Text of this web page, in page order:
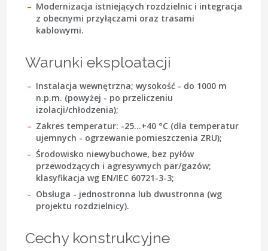
Modernizacja istniejących rozdzielnic i integracja
z obecnymi przyłączami oraz trasami
kablowymi.
Warunki eksploatacji
Instalacja wewnętrzna; wysokość - do 1000 m
n.p.m. (powyżej - po przeliczeniu
izolacji/chłodzenia);
Zakres temperatur: -25…+40 °C (dla temperatur
ujemnych - ogrzewanie pomieszczenia ZRU);
Środowisko niewybuchowe, bez pyłów
przewodzących i agresywnych par/gazów;
klasyfikacja wg EN/IEC 60721-3-3;
Obsługa - jednostronna lub dwustronna (wg
projektu rozdzielnicy).
Cechy konstrukcyjne